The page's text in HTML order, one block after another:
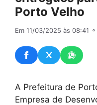
Porto Velho
Em 11/03/2025 às 08:41
A Prefeitura de
Empresa de